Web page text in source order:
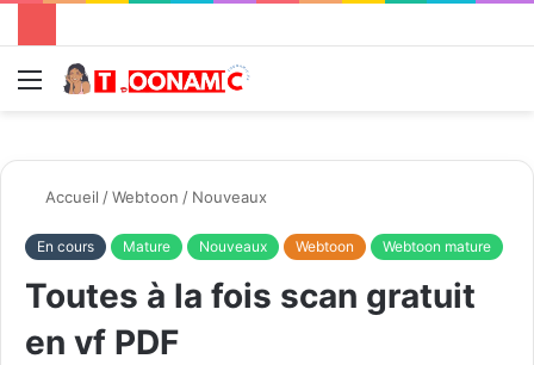
Menu
Accueil /Webtoon / Nouveaux
En cours Mature Nouveaux Webtoon Webtoon mature
Toutes à la fois scan gratuit
en vf PDF